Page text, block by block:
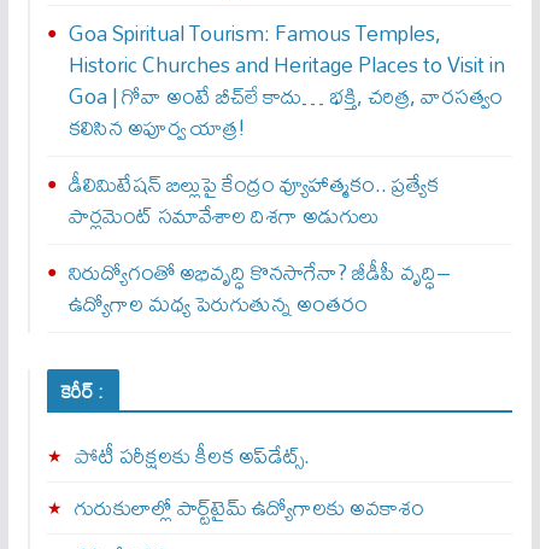
Goa Spiritual Tourism: Famous Temples,
Historic Churches and Heritage Places to Visit in
Goa | గోవా అంటే బీచ్‌లే కాదు… భక్తి, చరిత్ర, వారసత్వం
కలిసిన అపూర్వ యాత్ర!
డీలిమిటేషన్ బిల్లుపై కేంద్రం వ్యూహాత్మకం.. ప్రత్యేక
పార్లమెంట్ సమావేశాల దిశగా అడుగులు
నిరుద్యోగంతో అభివృద్ధి కొనసాగేనా? జీడీపీ వృద్ధి–
ఉద్యోగాల మధ్య పెరుగుతున్న అంతరం
కెరీర్ :
పోటీ పరీక్షలకు కీలక అప్‌డేట్స్.
గురుకులాల్లో పార్ట్‌టైమ్ ఉద్యోగాలకు అవకాశం